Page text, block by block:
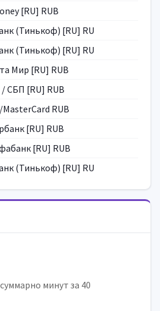
[RU] RUB
(Тинькоф) [RU] RU
(Тинькоф) [RU] RU
Мир [RU] RUB
/ СБП [RU] RUB
MasterCard RUB
[RU] RUB
[RU] RUB
(Тинькоф) [RU] RU
минут за 40